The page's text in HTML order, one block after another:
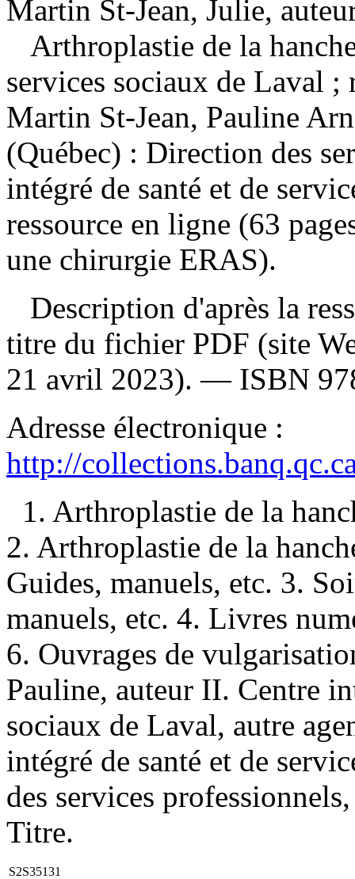
Martin St-Jean, Julie,
Arthroplastie de la
services sociaux de Laval
Martin St-Jean, Pauline
(Québec) : Direction des
intégré de santé et de
ressource en ligne (63
une chirurgie ERAS).
Description d'après la
titre du fichier PDF (site
21 avril 2023). — ISBN
Adresse électronique :
http://
1. Arthroplastie de la
2. Arthroplastie de la
Guides, manuels, etc. 3.
manuels, etc. 4. Livres
6. Ouvrages de
Pauline, auteur II. Centre
sociaux de Laval, autre
intégré de santé et de
des services
Titre.
S2S35131